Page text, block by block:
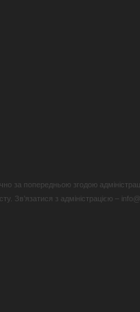
за попередньою згодою
Зв’язатися з адміністрацією –